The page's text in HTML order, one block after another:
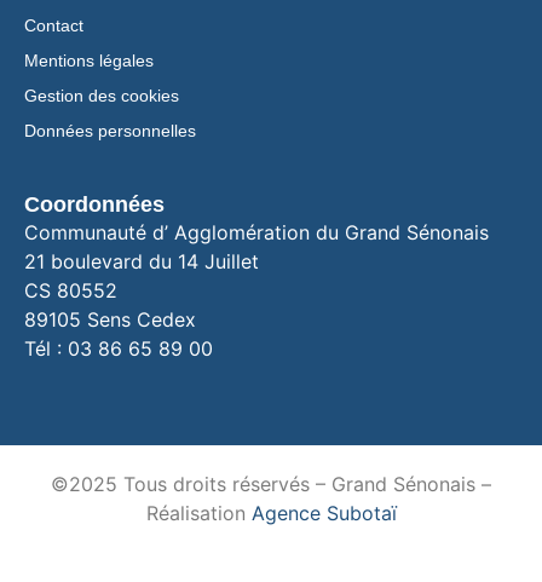
Contact
Mentions légales
Gestion des cookies
Données personnelles
Coordonnées
Communauté d’ Agglomération du Grand Sénonais
21 boulevard du 14 Juillet
CS 80552
89105 Sens Cedex
Tél : 03 86 65 89 00
©2025 Tous droits réservés – Grand Sénonais –
Réalisation Agence Subotaï